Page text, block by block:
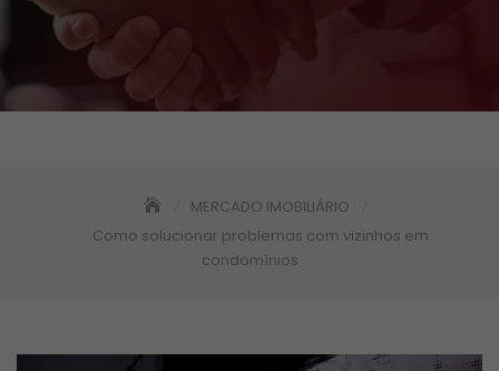
MERCADO IMOBILIÁRIO
Como solucionar problemas com vizinhos em
condomínios